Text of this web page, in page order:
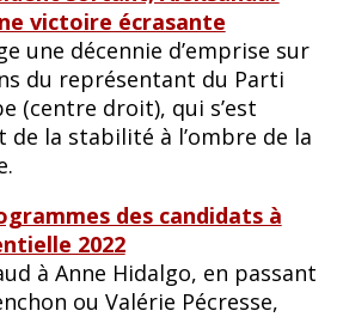
victoire écrasante
une décennie d’emprise sur
du représentant du Parti
(centre droit), qui s’est
la stabilité à l’ombre de la
des candidats à
2022
à Anne Hidalgo, en passant
ou Valérie Pécresse,